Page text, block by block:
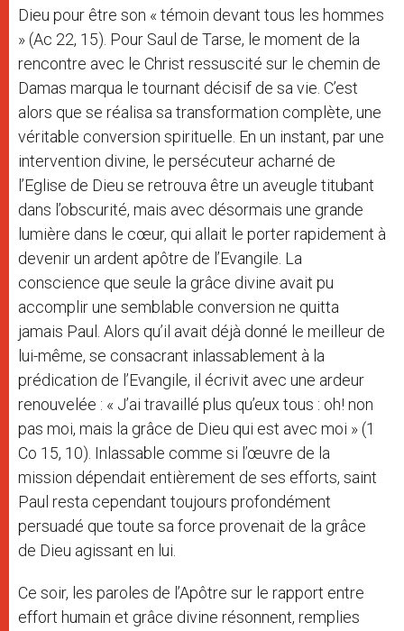
Dieu pour être son « témoin devant tous les hommes
» (Ac 22, 15). Pour Saul de Tarse, le moment de la
rencontre avec le Christ ressuscité sur le chemin de
Damas marqua le tournant décisif de sa vie. C’est
alors que se réalisa sa transformation complète, une
véritable conversion spirituelle. En un instant, par une
intervention divine, le persécuteur acharné de
l’Eglise de Dieu se retrouva être un aveugle titubant
dans l’obscurité, mais avec désormais une grande
lumière dans le cœur, qui allait le porter rapidement à
devenir un ardent apôtre de l’Evangile. La
conscience que seule la grâce divine avait pu
accomplir une semblable conversion ne quitta
jamais Paul. Alors qu’il avait déjà donné le meilleur de
lui-même, se consacrant inlassablement à la
prédication de l’Evangile, il écrivit avec une ardeur
renouvelée : « J’ai travaillé plus qu’eux tous : oh! non
pas moi, mais la grâce de Dieu qui est avec moi » (1
Co 15, 10). Inlassable comme si l’œuvre de la
mission dépendait entièrement de ses efforts, saint
Paul resta cependant toujours profondément
persuadé que toute sa force provenait de la grâce
de Dieu agissant en lui.
Ce soir, les paroles de l’Apôtre sur le rapport entre
effort humain et grâce divine résonnent, remplies